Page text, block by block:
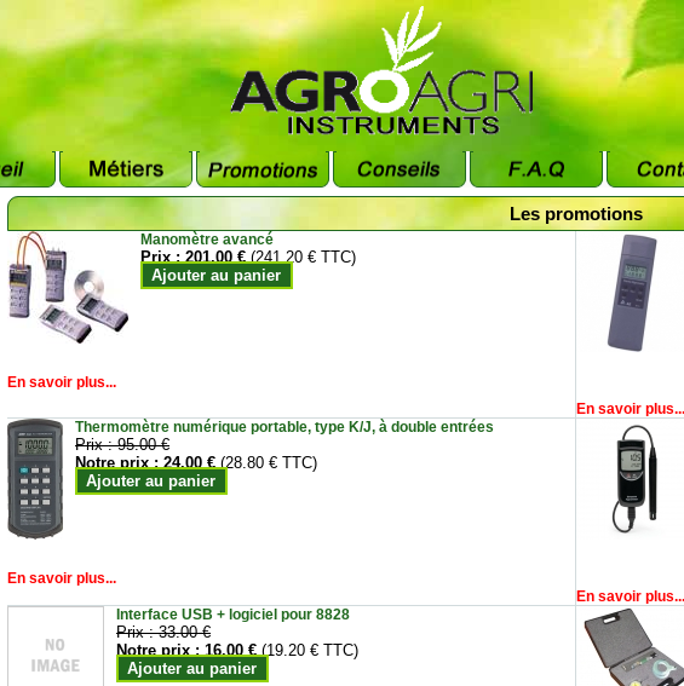
Les promotions
Manomètre avancé
Prix :201.00 € (241.20 € TTC)
Ajouter au panier
En savoir plus...
En savoir plus...
Thermomètre numérique portable, type K/J, à double entrées
Prix :95.00 €
Notre prix :24.00 € (28.80 € TTC)
Ajouter au panier
En savoir plus...
En savoir plus...
Interface USB + logiciel pour 8828
Prix :33.00 €
Notre prix :16.00 € (19.20 € TTC)
Ajouter au panier